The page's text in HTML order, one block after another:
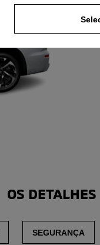
OS
SEGURANÇA